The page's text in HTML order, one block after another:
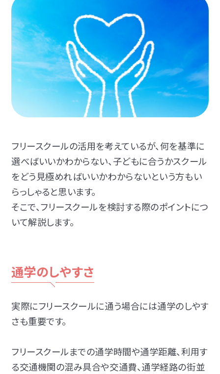
フリースクールの活用を考えているが、何を基準に
選べばいいかわからない、子どもに合うかスクール
をどう見極めればいいかわからないという方もい
らっしゃると思います。
そこで、フリースクールを検討する際のポイントにつ
いて解説します。
通学のしやすさ
実際にフリースクールに通う場合には通学のしやす
さも重要です。
フリースクールまでの通学時間や通学距離、利用す
る交通機関の混み具合や交通費、通学経路の街並